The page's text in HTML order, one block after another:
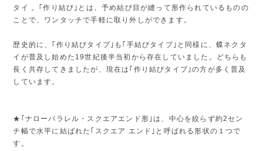
タイ 。｢作り結び｣とは、予め結び目が縫って形作られているものの
ことで、ワンタッチで手軽に取り外しができます。
歴史的に、｢作り結びタイプ｣も｢手結びタイプ｣と同様に、蝶ネクタ
イが普及し始めた19世紀後半当初から存在していました。どちらも
長く共存してきましたが、現在は｢作り結びタイプ｣の方が多く普及
しています。
★｢ナローパラレル・スクエアエンド形｣は、中心を絞らず約2セン
チ幅で水平に結ばれた｢スクエア エンド｣と呼ばれる形状の１つで
す。